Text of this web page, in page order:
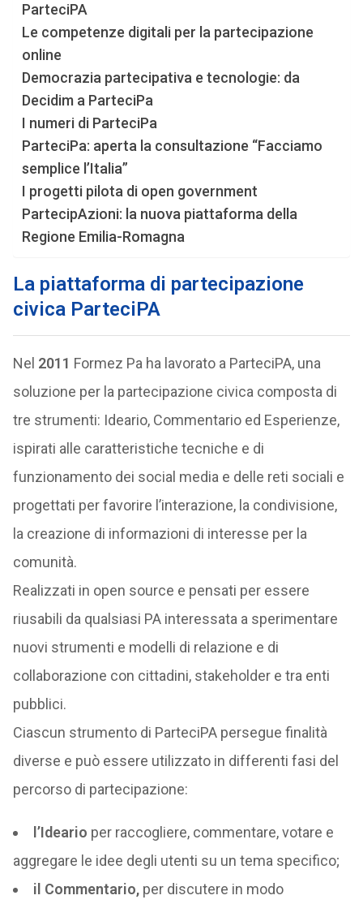
ParteciPA
Le competenze digitali per la partecipazione
online
Democrazia partecipativa e tecnologie: da
Decidim a ParteciPa
I numeri di ParteciPa
ParteciPa: aperta la consultazione “Facciamo
semplice l’Italia”
I progetti pilota di open government
PartecipAzioni: la nuova piattaforma della
Regione Emilia-Romagna
La piattaforma di partecipazione
civica ParteciPA
Nel 2011 Formez Pa ha lavorato a ParteciPA, una
soluzione per la partecipazione civica composta di
tre strumenti: Ideario, Commentario ed Esperienze,
ispirati alle caratteristiche tecniche e di
funzionamento dei social media e delle reti sociali e
progettati per favorire l’interazione, la condivisione,
la creazione di informazioni di interesse per la
comunità.
Realizzati in open source e pensati per essere
riusabili da qualsiasi PA interessata a sperimentare
nuovi strumenti e modelli di relazione e di
collaborazione con cittadini, stakeholder e tra enti
pubblici.
Ciascun strumento di ParteciPA persegue finalità
diverse e può essere utilizzato in differenti fasi del
percorso di partecipazione:
l’Ideario per raccogliere, commentare, votare e
aggregare le idee degli utenti su un tema specifico;
il Commentario,per discutere in modo